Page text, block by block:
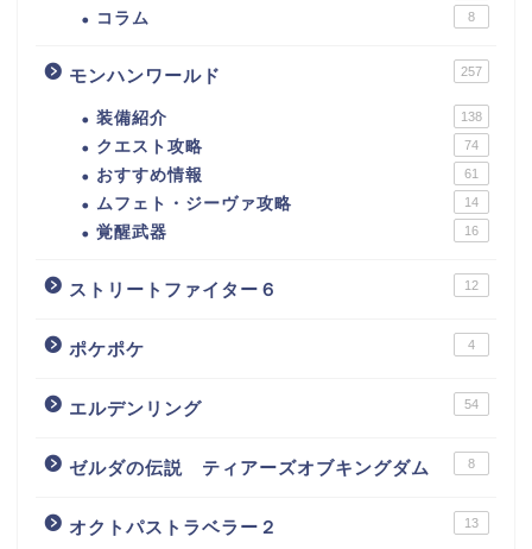
コラム 8
モンハンワールド 257
装備紹介 138
クエスト攻略 74
おすすめ情報 61
ムフェト・ジーヴァ攻略 14
覚醒武器 16
ストリートファイター６ 12
ポケポケ 4
エルデンリング 54
ゼルダの伝説 ティアーズオブキングダム 8
オクトパストラベラー２ 13